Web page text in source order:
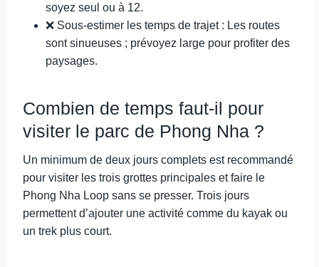
soyez seul ou à 12.
❌ Sous-estimer les temps de trajet : Les routes
sont sinueuses ; prévoyez large pour profiter des
paysages.
Combien de temps faut-il pour
visiter le parc de Phong Nha ?
Un minimum de deux jours complets est recommandé
pour visiter les trois grottes principales et faire le
Phong Nha Loop sans se presser. Trois jours
permettent d’ajouter une activité comme du kayak ou
un trek plus court.